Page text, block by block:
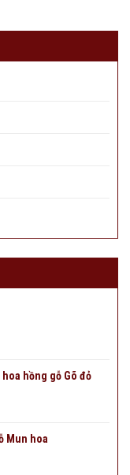
hoa hồng gỗ Gõ đỏ
Mun hoa